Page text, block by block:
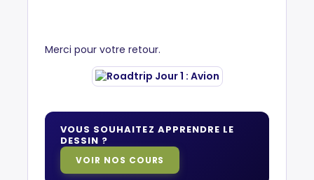
Merci pour votre retour.
VOUS SOUHAITEZ APPRENDRE LE
DESSIN ?
VOIR NOS COURS